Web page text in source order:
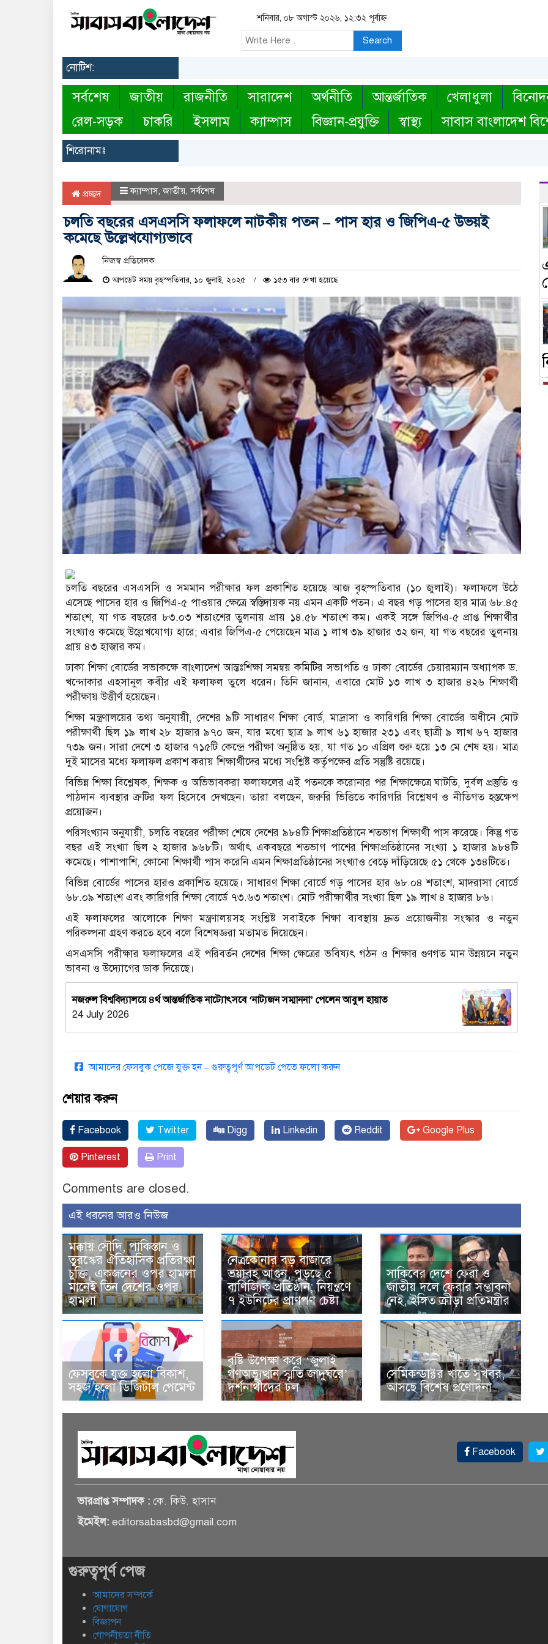
শনিবার, ০৮ অগাস্ট ২০২৬, ১২:৩২ পূর্বাহ্ন
Search
নোটিশ:
সর্বশেষ জাতীয় রাজনীতি সারাদেশ অর্থনীতি আন্তর্জাতিক খেলাধুলা
রেল-সড়ক
চাকরি ইসলাম ক্যাম্পাস বিজ্ঞান-প্রযুক্তি স্বাস্থ্য সাবাস বাংলাদেশ
শিরোনামঃ
প্রচ্ছদ ক্যাম্পাস,জাতীয়,সর্বশেষ
চলতি বছরের এসএসসি ফলাফলে নাটকীয় পতন – পাস হার ও জিপিএ-৫ উভয়ই
কমেছে উল্লেখযোগ্যভাবে
নিজস্ব প্রতিবেদক
আপডেট সময় বৃহস্পতিবার, ১০ জুলাই, ২০২৫ ১৫৩ বার দেখা হয়েছে
চলতি বছরের এসএসসি ও সমমান পরীক্ষার ফল প্রকাশিত হয়েছে আজ বৃহস্পতিবার (১০ জুলাই)। ফলাফলে উঠে
এসেছে পাসের হার ও জিপিএ-৫ পাওয়ার ক্ষেত্রে স্বস্তিদায়ক নয় এমন একটি পতন। এ বছর গড় পাসের হার মাত্র ৬৮.৪৫
শতাংশ, যা গত বছরের ৮৩.০৩ শতাংশের তুলনায় প্রায় ১৪.৫৮ শতাংশ কম। একই সঙ্গে জিপিএ-৫ প্রাপ্ত শিক্ষার্থীর
সংখ্যাও কমেছে উল্লেখযোগ্য হারে; এবার জিপিএ-৫ পেয়েছেন মাত্র ১ লাখ ৩৯ হাজার ৩২ জন, যা গত বছরের তুলনায়
প্রায় ৪৩ হাজার কম।
ঢাকা শিক্ষা বোর্ডের সভাকক্ষে বাংলাদেশ আন্তঃশিক্ষা সমন্বয় কমিটির সভাপতি ও ঢাকা বোর্ডের চেয়ারম্যান অধ্যাপক ড.
খন্দোকার এহসানুল কবীর এই ফলাফল তুলে ধরেন। তিনি জানান, এবারে মোট ১৩ লাখ ৩ হাজার ৪২৬ শিক্ষার্থী
পরীক্ষায় উত্তীর্ণ হয়েছেন।
শিক্ষা মন্ত্রণালয়ের তথ্য অনুযায়ী, দেশের ৯টি সাধারণ শিক্ষা বোর্ড, মাদ্রাসা ও কারিগরি শিক্ষা বোর্ডের অধীনে মোট
পরীক্ষার্থী ছিল ১৯ লাখ ২৮ হাজার ৯৭০ জন, যার মধ্যে ছাত্র ৯ লাখ ৬১ হাজার ২৩১ এবং ছাত্রী ৯ লাখ ৬৭ হাজার
৭৩৯ জন। সারা দেশে ৩ হাজার ৭১৫টি কেন্দ্রে পরীক্ষা অনুষ্ঠিত হয়, যা গত ১০ এপ্রিল শুরু হয়ে ১৩ মে শেষ হয়। মাত্র
দুই মাসের মধ্যে ফলাফল প্রকাশ করায় শিক্ষার্থীদের মধ্যে সংশ্লিষ্ট কর্তৃপক্ষের প্রতি সন্তুষ্টি রয়েছে।
বিভিন্ন শিক্ষা বিশ্লেষক, শিক্ষক ও অভিভাবকরা ফলাফলের এই পতনকে করোনার পর শিক্ষাক্ষেত্রে ঘাটতি, দুর্বল প্রস্তুতি ও
পাঠদান ব্যবস্থার ত্রুটির ফল হিসেবে দেখছেন। তারা বলছেন, জরুরি ভিত্তিতে কারিগরি বিশ্লেষণ ও নীতিগত হস্তক্ষেপ
প্রয়োজন।
পরিসংখ্যান অনুযায়ী, চলতি বছরের পরীক্ষা শেষে দেশের ৯৮৪টি শিক্ষাপ্রতিষ্ঠানে শতভাগ শিক্ষার্থী পাস করেছে। কিন্তু গত
বছর এই সংখ্যা ছিল ২ হাজার ৯৬৮টি। অর্থাৎ একবছরে শতভাগ পাশের শিক্ষাপ্রতিষ্ঠানের সংখ্যা ১ হাজার ৯৮৪টি
কমেছে। পাশাপাশি, কোনো শিক্ষার্থী পাস করেনি এমন শিক্ষাপ্রতিষ্ঠানের সংখ্যাও বেড়ে দাঁড়িয়েছে ৫১ থেকে ১৩৪টিতে।
বিভিন্ন বোর্ডের পাসের হারও প্রকাশিত হয়েছে। সাধারণ শিক্ষা বোর্ডে গড় পাসের হার ৬৮.০৪ শতাংশ, মাদরাসা বোর্ডে
৬৮.০৯ শতাংশ এবং কারিগরি শিক্ষা বোর্ডে ৭৩.৬৩ শতাংশ। মোট পরীক্ষার্থীর সংখ্যা ছিল ১৯ লাখ ৪ হাজার ৮৬।
এই ফলাফলের আলোকে শিক্ষা মন্ত্রণালয়সহ সংশ্লিষ্ট সবাইকে শিক্ষা ব্যবস্থায় দ্রুত প্রয়োজনীয় সংস্কার ও নতুন
পরিকল্পনা গ্রহণ করতে হবে বলে বিশেষজ্ঞরা মতামত দিয়েছেন।
এসএসসি পরীক্ষার ফলাফলের এই পরিবর্তন দেশের শিক্ষা ক্ষেত্রের ভবিষ্যৎ গঠন ও শিক্ষার গুণগত মান উন্নয়নে নতুন
ভাবনা ও উদ্যোগের ডাক দিয়েছে।
নজরুল বিশ্ববিদ্যালয়ে ৪র্থ আন্তর্জাতিক নাট্যোৎসবে ‘নাট্যজন সম্মাননা’ পেলেন আবুল হায়াত
24 July 2026
আমাদের ফেসবুক পেজে যুক্ত হন – গুরুত্বপূর্ণ আপডেট পেতে ফলো করুন
শেয়ার করুন
Facebook Twitter Digg Linkedin Reddit Google Plus
Pinterest Print
Comments are closed.
এই ধরনের আরও নিউজ
মক্কায় সৌদি, পাকিস্তান ও
তুরস্কের ঐতিহাসিক প্রতিরক্ষা
চুক্তি, একজনের ওপর হামলা
মানেই তিন দেশের ওপর
হামলা
নেত্রকোনার বড় বাজারে
ভয়াবহ আগুন, পুড়ছে ৫
বাণিজ্যিক প্রতিষ্ঠান; নিয়ন্ত্রণে
৭ ইউনিটের প্রাণপণ চেষ্টা
সাকিবের দেশে ফেরা ও
জাতীয় দলে ফেরার সম্ভাবনা
নেই, ইঙ্গিত ক্রীড়া প্রতিমন্ত্রীর
ফেসবুকে যুক্ত হলো বিকাশ,
সহজ হলো ডিজিটাল পেমেন্ট
বৃষ্টি উপেক্ষা করে ‘জুলাই
গণঅভ্যুত্থান স্মৃতি জাদুঘরে’
দর্শনার্থীদের ঢল
সেমিকন্ডাক্টর খাতে সুখবর,
আসছে বিশেষ প্রণোদনা
Facebook
ভারপ্রাপ্ত সম্পাদক : কে. কিউ. হাসান
ইমেইল: editorsabasbd@gmail.com
গুরুত্বপূর্ণ পেজ
আমাদের সম্পর্কে
যোগাযোগ
বিজ্ঞাপন
গোপনীয়তা নীতি